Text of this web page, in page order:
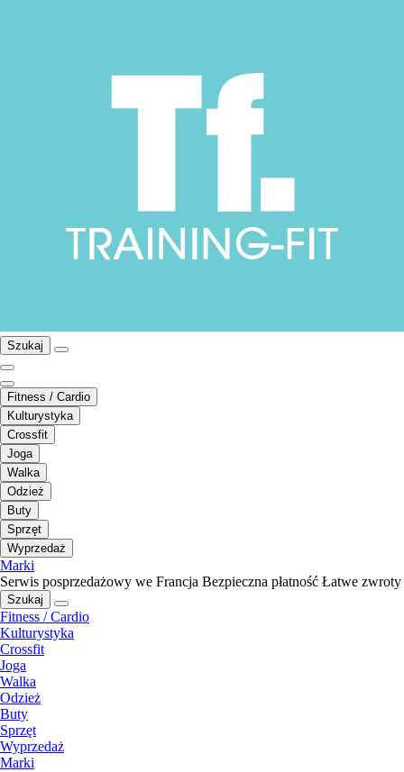
Szukaj
Fitness / Cardio
Kulturystyka
Crossfit
Joga
Walka
Odzież
Buty
Sprzęt
Wyprzedaż
Marki
Serwis posprzedażowy we Francja Bezpieczna płatność Łatwe zwroty
Szukaj
Fitness / Cardio
Kulturystyka
Crossfit
Joga
Walka
Odzież
Buty
Sprzęt
Wyprzedaż
Marki